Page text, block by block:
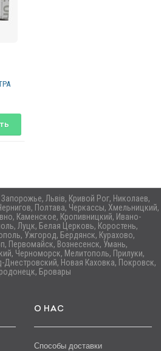
Львів, Кривой Рог, Николаев,
Полтава, Черкассы, Хмельницкий,
Каменское, Кропивницкий, Ивано-
Луцк, Белая Церковь, Коростень,
Ужгород, Бердянск, Курахово,
Первомайск, Вознесенск, Умань,
Черноморск, Мелитополь, Прилуки,
Днестровский, Новая Каховка, Покровск,
Бровары
О НАС
Способы доставки